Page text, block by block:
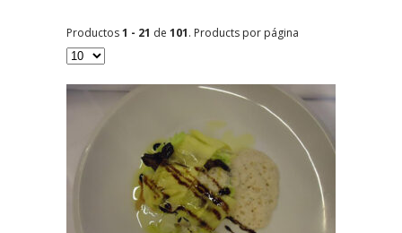
Productos1 - 21 de 101. Products por página